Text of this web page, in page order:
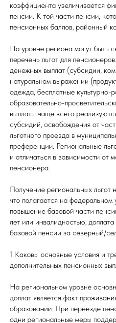
коэффициента увеличивается
пенсии. К той части пенсии,
пенсионных баллов, районный
На уровне региона могут быть
перечень льгот для
денежных выплат (субсидии,
натуральном выражении
одежда, бесплатные культурно-
образовательно-
выплаты чаще всего
субсидий, освобождения от
льготного проезда в
преференции. Региональные
и отличаться в зависимости от
пенсионера.
Получение региональных льгот
что полагается на
повышение базовой части
лет или инвалидностью,
базовой пенсии за северный/
1.Каковы основные условия и
дополнительных пенсионных
На региональном уровне
доплат является факт
образовании. При переезде
одни региональные меры